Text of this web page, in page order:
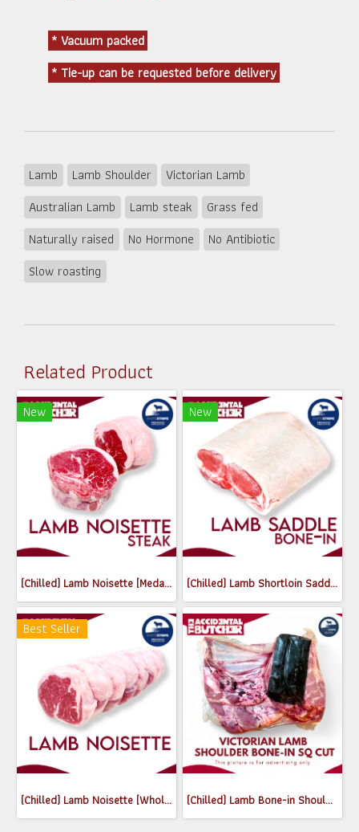
* Vacuum packed
* Tie-up can be requested before delivery
Lamb Lamb Shoulder
Victorian Lamb
Australian Lamb
Lamb steak
Grass fed
Naturally raised
No Hormone
No Antibiotic
Slow roasting
Related Product
New
(Chilled) Lamb Noisette [Medallions] (180-200g)
New
(Chilled) Lamb Shortloin Saddle Bone-in (Whole) (1.6-1.8 kg)
Best Seller
(Chilled) Lamb Noisette [Whole] (500-600g) (Chilled) Lamb Bone-in Shoulder SQ Whole (2.8-3.1 kg)